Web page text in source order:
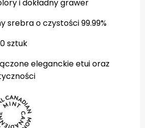
i dokładny grawer
srebra o czystości 99.99%
sztuk
eleganckie etui oraz